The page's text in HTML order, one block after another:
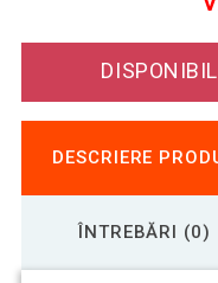
DESCRIERE
ÎNTREBĂRI (0)